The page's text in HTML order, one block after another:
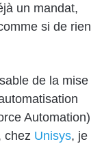
un mandat,
si de rien
de la mise
Automation)
chez Unisys, je